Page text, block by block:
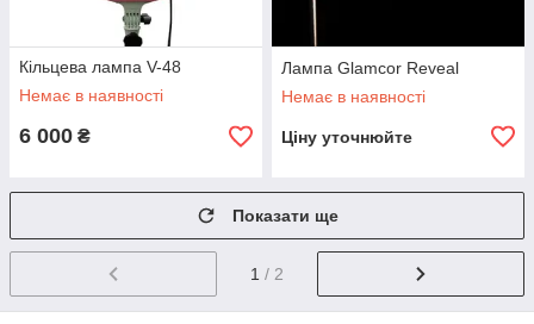
Кільцева лампа V-48
Немає в наявності
6 000 ₴
Лампа Glamcor Reveal
Немає в наявності
Ціну уточнюйте
Показати ще
1 / 2